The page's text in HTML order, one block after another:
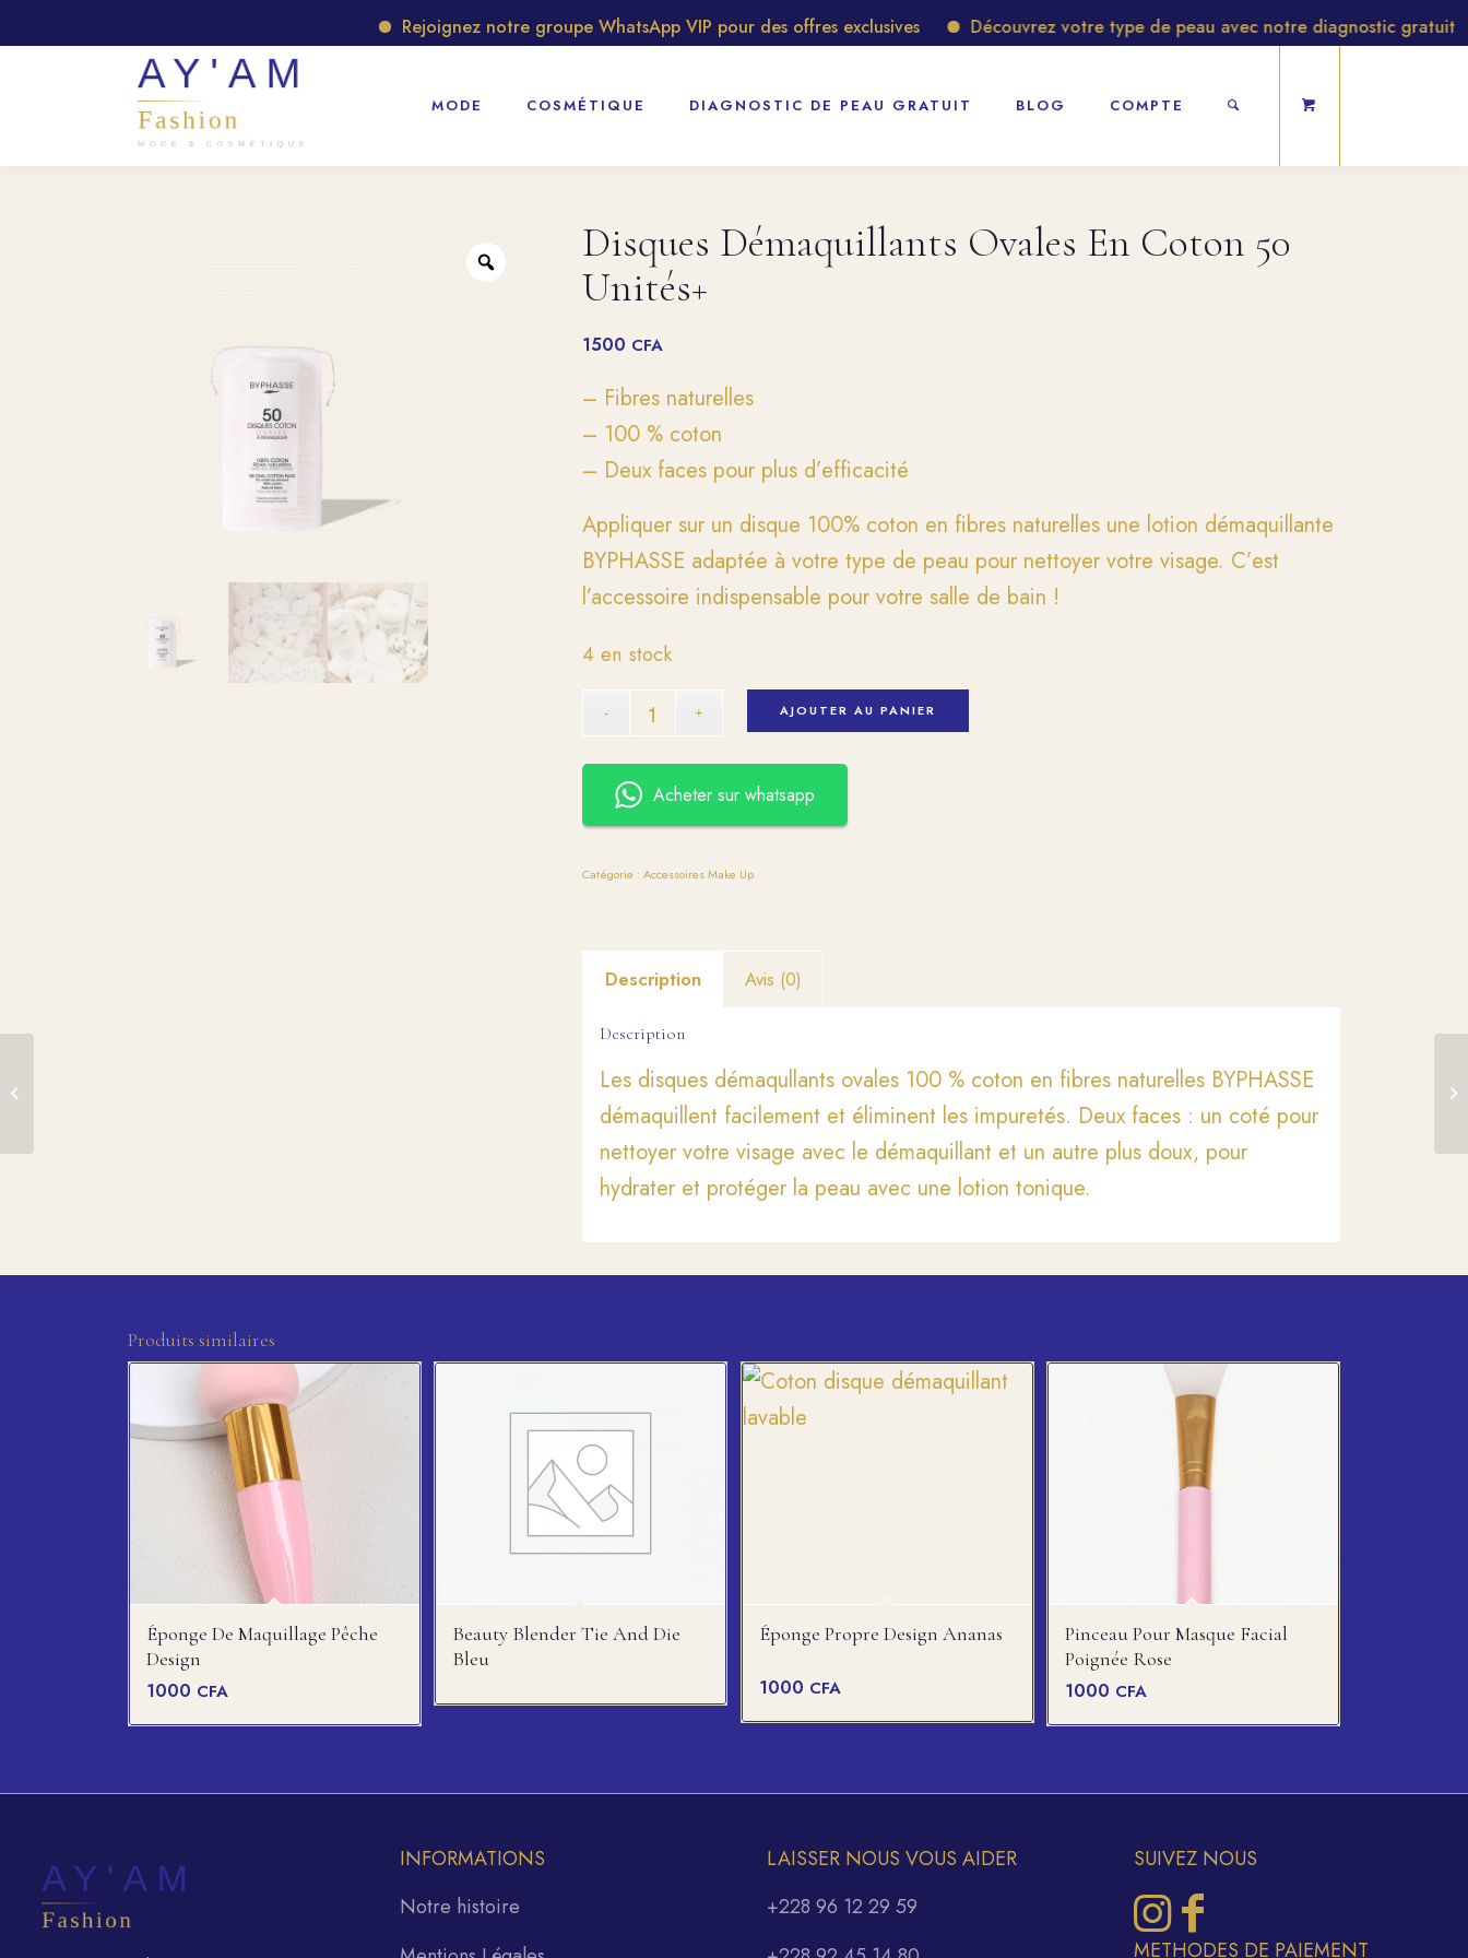
Rejoignez notre groupe WhatsApp VIP pour des offres exclusives Découvrez votre type de peau avec notre diagnostic gratuit
MODE COSMÉTIQUE DIAGNOSTIC DE PEAU GRATUIT BLOG COMPTE
Disques Démaquillants Ovales En Coton 50
Unités+
1500 CFA
– Fibres naturelles
– 100 % coton
– Deux faces pour plus d’efficacité
Appliquer sur un disque 100% coton en fibres naturelles une lotion démaquillante
BYPHASSE adaptée à votre type de peau pour nettoyer votre visage. C’est
l’accessoire indispensable pour votre salle de bain !
4 en stock
AJOUTER AU PANIER
Acheter sur whatsapp
Catégorie :Accessoires Make Up
Description Avis (0)
Description
Les disques démaqullants ovales 100 % coton en fibres naturelles BYPHASSE
démaquillent facilement et éliminent les impuretés. Deux faces : un coté pour
nettoyer votre visage avec le démaquillant et un autre plus doux, pour
hydrater et protéger la peau avec une lotion tonique.
Produits similaires
Éponge De Maquillage Pêche
Design
1000 CFA
Beauty Blender Tie And Die
Bleu
Éponge Propre Design Ananas
1000 CFA
Pinceau Pour Masque Facial
Poignée Rose
1000 CFA
INFORMATIONS
Notre histoire
LAISSER NOUS VOUS AIDER
+228 96 12 29 59
SUIVEZ NOUS
METHODES DE PAIEMENT